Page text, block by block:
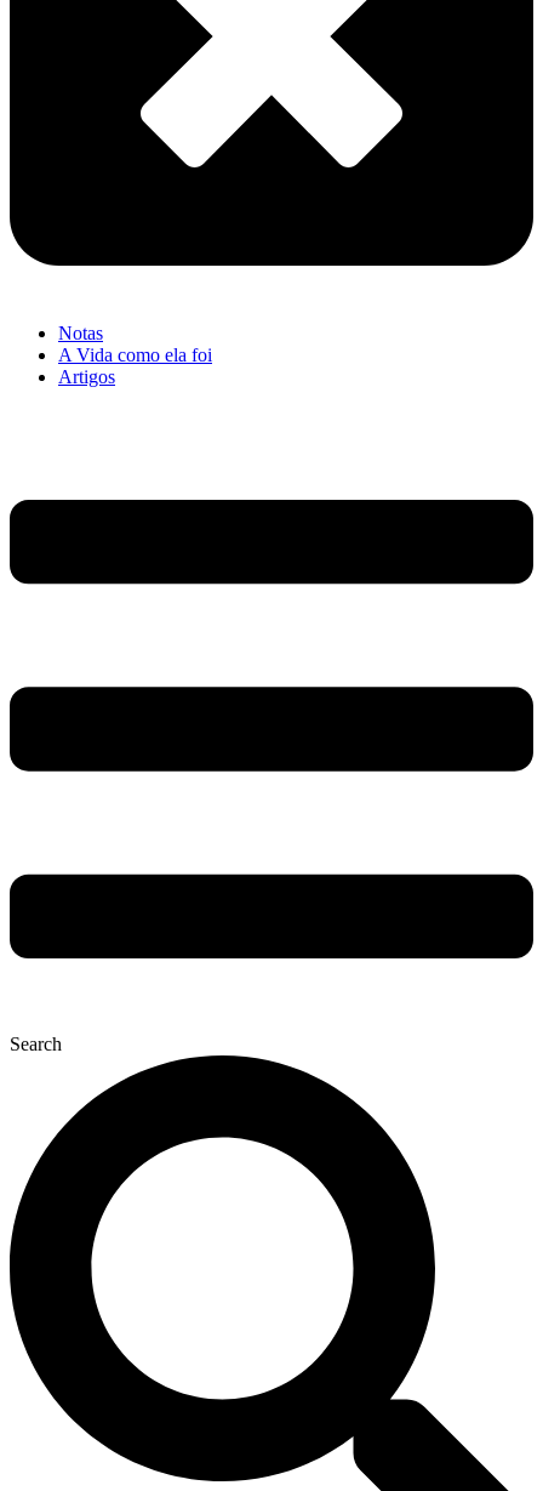
Notas
A Vida como ela foi
Artigos
Search